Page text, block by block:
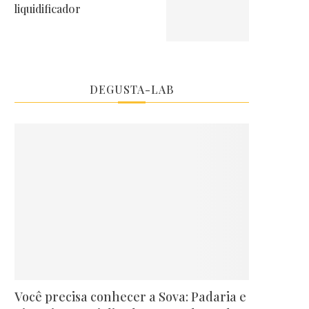
liquidificador
DEGUSTA-LAB
Você precisa conhecer a Sova: Padaria e